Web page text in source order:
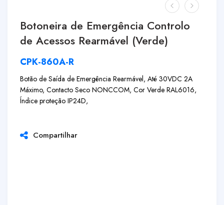
Botoneira de Emergência Controlo
de Acessos Rearmável (Verde)
CPK-860A-R
Botão de Saída de Emergência Rearmável, Até 30VDC 2A
Máximo, Contacto Seco NONCCOM, Cor Verde RAL6016,
Índice proteção IP24D,
Compartilhar